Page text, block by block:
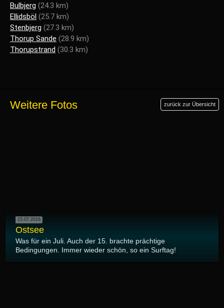
Bulbjerg (24.3 km)
Ellidsböl (25.7 km)
Stenbjerg (27.3 km)
Thorup Sande (28.9 km)
Thorupstrand (30.3 km)
Weitere Fotos zurück zur Übersicht
15.07.2016
Ostsee
Was für ein Juli. Auch der 15. brachte prächtige
Bedingungen. Immer wieder schön, so ein Surftag!